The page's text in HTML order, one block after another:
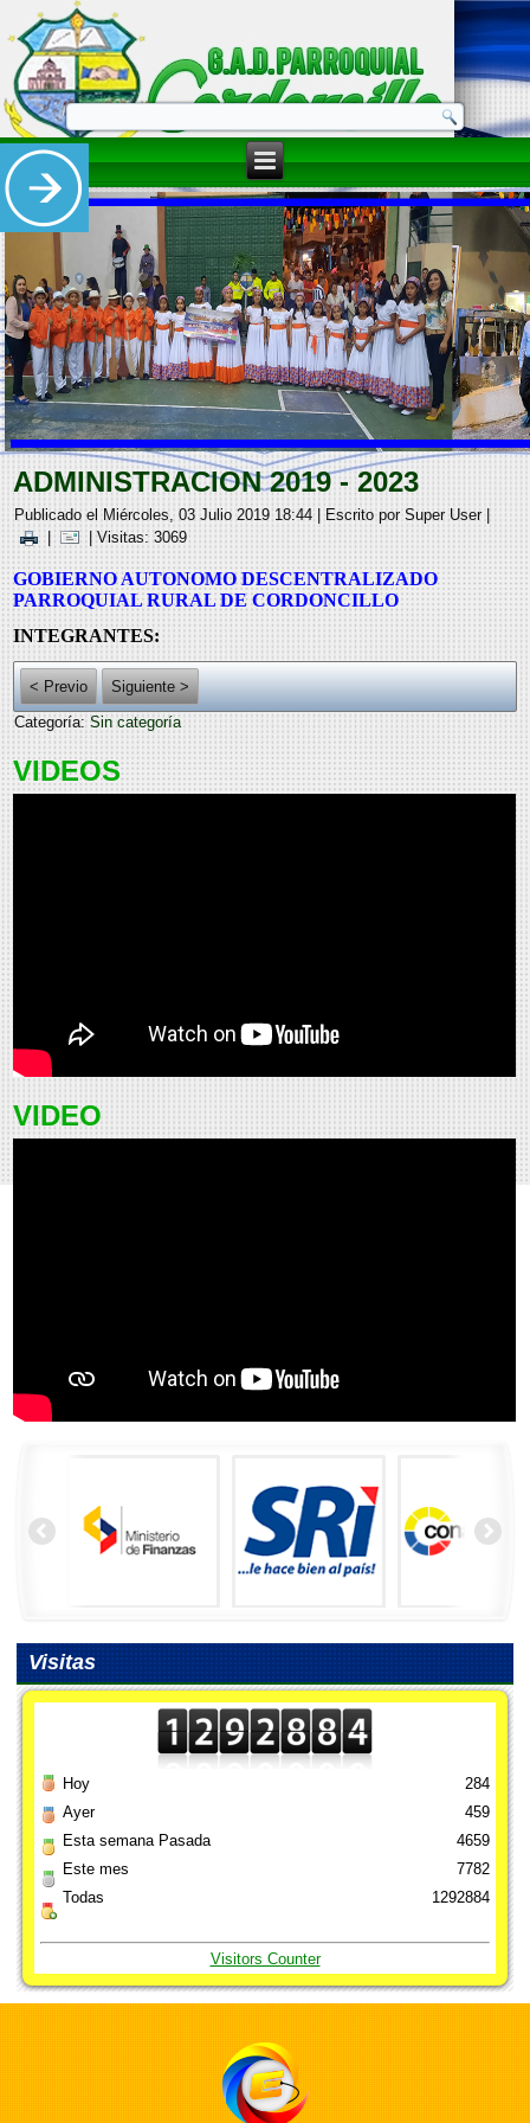
ADMINISTRACION 2019 - 2023
Publicado el Miércoles, 03 Julio 2019 18:44| Escrito por Super User|
|
| Visitas: 3069
GOBIERNO AUTONOMO DESCENTRALIZADO
PARROQUIAL RURAL DE CORDONCILLO
INTEGRANTES:
< Previo
Siguiente >
Categoría:Sin categoría
VIDEOS
VIDEO
Visitas
Hoy
Ayer
Esta semana Pasada
Este mes
Todas
284
459
4659
7782
1292884
Visitors Counter